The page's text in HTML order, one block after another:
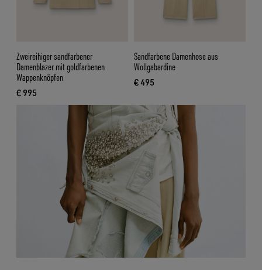
Zweireihiger sandfarbener
Damenblazer mit goldfarbenen
Wappenknöpfen
€ 995
aktueller Preis € 995
Sandfarbene Damenhose aus
Wollgabardine
€ 495
aktueller Preis € 495